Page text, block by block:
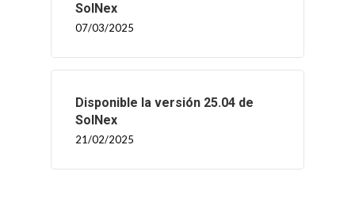
SolNex
07/03/2025
Disponible la versión 25.04 de
SolNex
21/02/2025